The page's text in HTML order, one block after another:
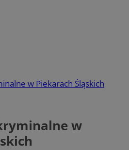
w Piekarach Śląskich
w